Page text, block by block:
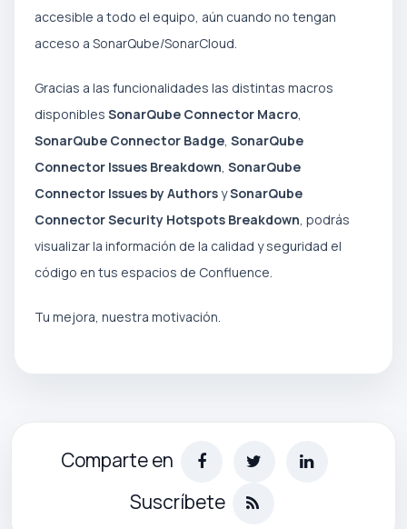
accesible a todo el equipo, aún cuando no tengan
acceso a SonarQube/SonarCloud.
Gracias a las funcionalidades las distintas macros
disponibles SonarQube Connector Macro,
SonarQube Connector Badge, SonarQube
Connector Issues Breakdown, SonarQube
Connector Issues by Authors ySonarQube
Connector Security Hotspots Breakdown, podrás
visualizar la información de la calidad y seguridad el
código en tus espacios de Confluence.
Tu mejora, nuestra motivación.
Comparte en
Suscríbete